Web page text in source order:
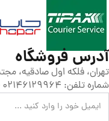
آدرس فروشگاه
تهران، فلکه اول صادقیه،
شماره تلفن: 02146129964 –09216960821